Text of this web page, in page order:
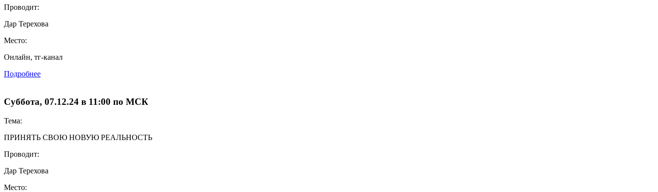
Проводит:
Дар Терехова
Место:
Онлайн, тг-канал
Подробнее
Суббота, 07.12.24 в 11:00 по МСК
Тема:
ПРИНЯТЬ СВОЮ НОВУЮ РЕАЛЬНОСТЬ
Проводит:
Дар Терехова
Место: